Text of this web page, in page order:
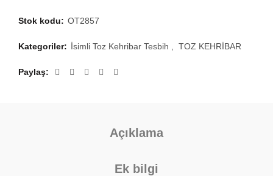
Stok kodu: OT2857
Kategoriler: İsimli Toz Kehribar Tesbih TOZ KEHRİBAR
Paylaş
Açıklama
Ek bilgi